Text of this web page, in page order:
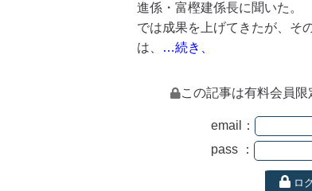
進係・富樫建係長に聞いた。
では成果を上げてきたが、そ
は、
…続き、
この記事は有料会員
email：
pass ：
ロ